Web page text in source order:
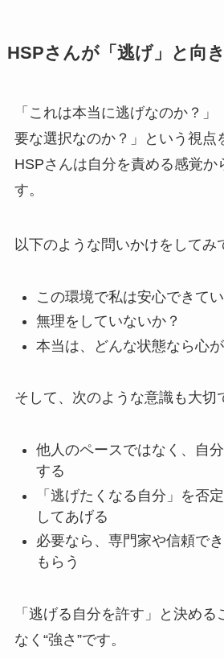
HSPさんが「逃げ」と向
「これは本当に逃げなのか？
要な選択なのか？」という視点
HSPさんは自分を責める感覚か
す。
以下のような問いかけをしてみ
この環境で私は安心できて
無理をしていないか？
本当は、どんな状態なら心
そして、次のような意識も大切
他人のペースではなく、自
する
「逃げたくなる自分」を否
してあげる
必要なら、専門家や信頼で
もらう
「逃げる自分を許す」と決め
なく“強さ”です。